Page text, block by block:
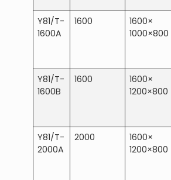
Y81/T-
1600A
1600
1600×
1000×800
Y81/T-
1600B
1600
1600×
1200×800
Y81/T-
2000A
2000
1600×
1200×800